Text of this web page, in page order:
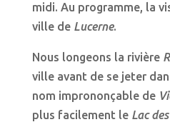
midi. Au programme, la
ville de Lucerne.
Nous longeons la rivière
ville avant de se jeter
nom imprononçable de
plus facilement le Lac